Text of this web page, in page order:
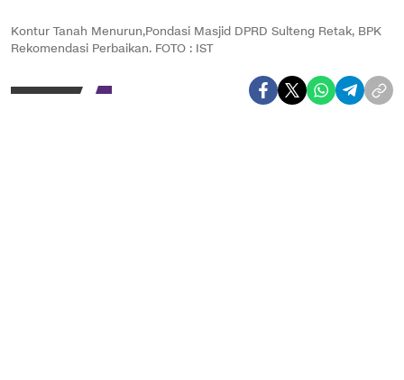
Kontur Tanah Menurun,Pondasi Masjid DPRD Sulteng Retak, BPK
Rekomendasi Perbaikan. FOTO : IST